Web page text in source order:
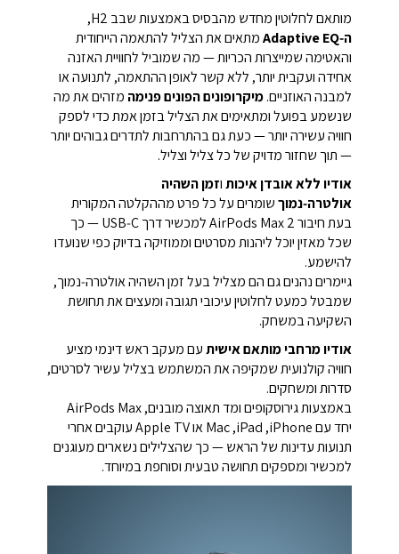
מותאם לחלוטין מחדש מהבסיס באמצעות שבב H2,
ה‑Adaptive EQ
מתאים את הצליל להתאמה הייחודית
והאטימה שמייצרות הכריות — מה שמוביל לחוויית האזנה
אחידה ועקבית יותר, ללא קשר לאופן ההתאמה, לתנועה או
למבנה האוזניים.מיקרופונים הפונים פנימה מזהים את מה
שנשמע בפועל ומתאימים את הצליל בזמן אמת כדי לספק
חוויה עשירה יותר — כעת גם בהתרחבות לתדרים גבוהים יותר
— תוך שחזור מדויק של כל צליל וצליל.
אודיו ללא אובדן איכותוזמן השהיה
אולטרה‑נמוךשומרים על כל פרט מההקלטה המקורית
בעת חיבור AirPods Max 2 למכשיר דרך USB‑C — כך
שכל מאזין יוכל ליהנות מסרטים וממוזיקה בדיוק כפי שנועדו
להישמע.
גיימרים נהנים גם הם מצליל בעל זמן השהיה אולטרה‑נמוך,
שמבטל כמעט לחלוטין עיכובי תגובה ומעצים את תחושת
השקיעה במשחק.
אודיו מרחבי מותאם אישיתעם מעקב ראש דינמי מציע
חוויה קולנועית שמקיפה את המשתמש בצליל עשיר לסרטים,
סדרות ומשחקים.
באמצעות גירוסקופים ומד תאוצה מובנים, ‏AirPods Max
יחד עם ‏iPhone, ‏iPad, ‏Mac או ‏Apple TV עוקבים אחרי
תנועות עדינות של הראש — כך שהצלילים נשארים מעוגנים
למכשיר ומספקים תחושה טבעית וסוחפת במיוחד.